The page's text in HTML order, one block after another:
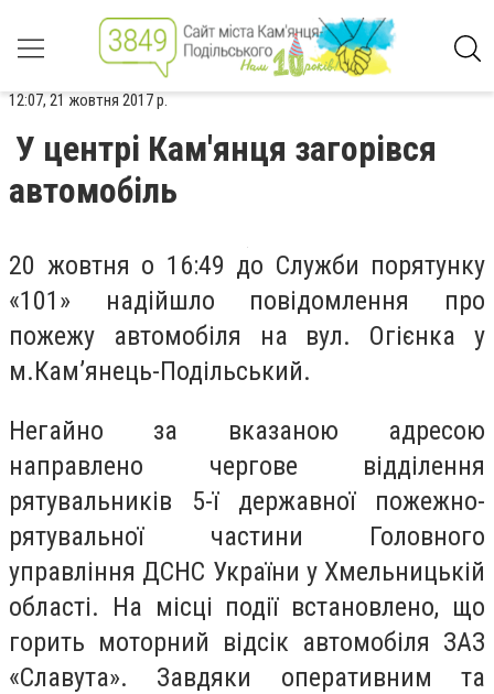
12:07, 21 жовтня 2017 р.
У центрі Кам'янця загорівся
автомобіль
20 жовтня о 16:49 до Служби порятунку
«101» надійшло повідомлення про
пожежу автомобіля на вул. Огієнка у
м.Кам’янець-Подільський.
Негайно за вказаною адресою
направлено чергове відділення
рятувальників 5-ї державної пожежно-
рятувальної частини Головного
управління ДСНС України у Хмельницькій
області. На місці події встановлено, що
горить моторний відсік автомобіля ЗАЗ
«Славута». Завдяки оперативним та